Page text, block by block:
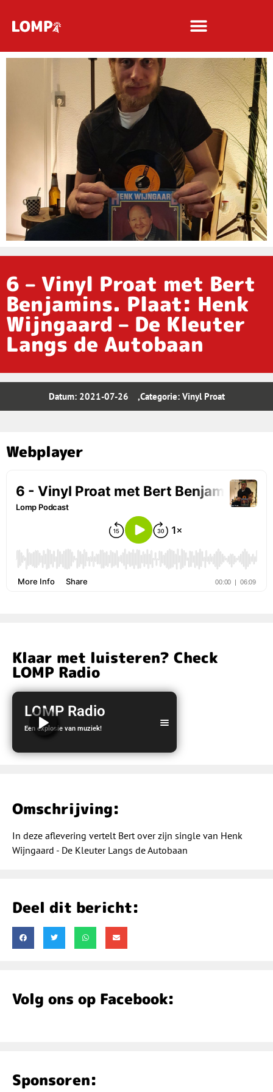
6 – Vinyl Proat met Bert
Benjamins. Plaat: Henk
Wijngaard – De Kleuter
Langs de Autobaan
Datum: 2021-07-26 ,Categorie: Vinyl Proat
Webplayer
Klaar met luisteren? Check
LOMP Radio
LOMP Radio
Een explosie van muziek!
Omschrijving:
In deze aflevering vertelt Bert over zijn single van Henk
Wijngaard - De Kleuter Langs de Autobaan
Deel dit bericht:
Volg ons op Facebook:
Sponsoren: